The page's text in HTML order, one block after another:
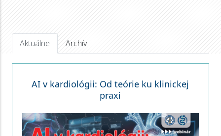
Aktuálne Archív
AI v kardiológii: Od teórie ku klinickej
praxi